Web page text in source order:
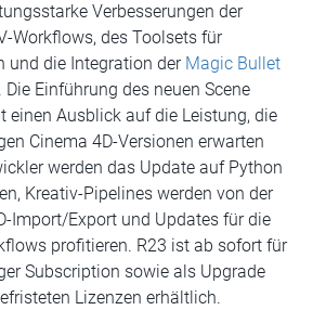
Verbesserungen der
Workflows, des Toolsets für
und die Integration der Magic Bullet
. Die Einführung des neuen Scene
einen Ausblick auf die Leistung, die
Cinema 4D-Versionen erwarten
werden das Update auf Python
Kreativ-Pipelines werden von der
Import/Export und Updates für die
profitieren. R23 ist ab sofort für
Subscription sowie als Upgrade
Lizenzen erhältlich.